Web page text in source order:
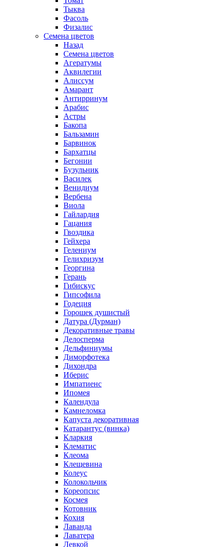
Тыква
Фасоль
Физалис
Семена цветов
Назад
Семена цветов
Агератумы
Аквилегии
Алиссум
Амарант
Антирринум
Арабис
Астры
Бакопа
Бальзамин
Барвинок
Бархатцы
Бегонии
Бузульник
Василек
Венидиум
Вербена
Виола
Гайлардия
Гацания
Гвоздика
Гейхера
Гелениум
Гелихризум
Георгина
Герань
Гибискус
Гипсофила
Годеция
Горошек душистый
Датура (Дурман)
Декоративные травы
Делосперма
Дельфиниумы
Диморфотека
Дихондра
Иберис
Импатиенс
Ипомея
Календула
Камнеломка
Капуста декоративная
Катарантус (винка)
Кларкия
Клематис
Клеома
Клещевина
Колеус
Колокольчик
Кореопсис
Космея
Котовник
Кохия
Лаванда
Лаватера
Левкой